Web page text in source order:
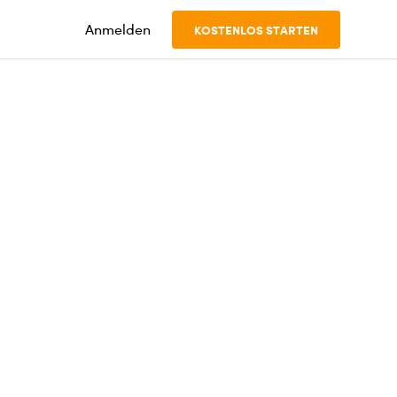
Anmelden KOSTENLOS STARTEN